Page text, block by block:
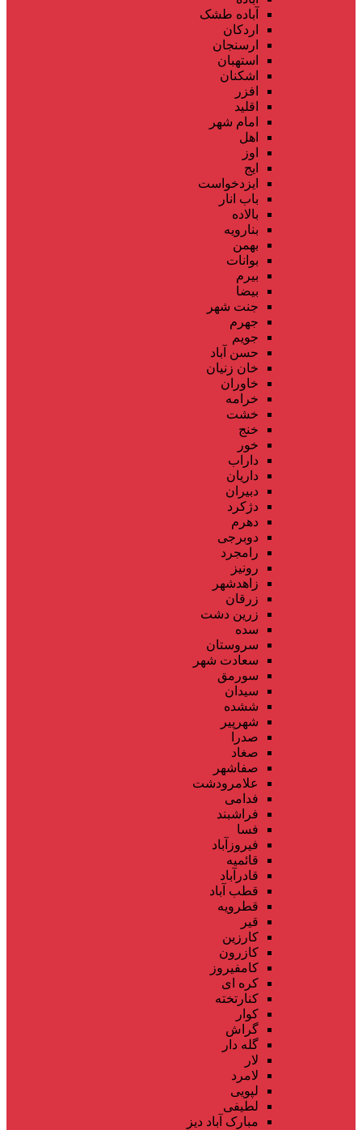
آباده طشک
اردکان
ارسنجان
استهبان
اشکنان
افزر
اقلید
امام شهر
اهل
اوز
ایج
ایزدخواست
باب انار
بالاده
بنارویه
بهمن
بوانات
بیرم
بیضا
جنت شهر
جهرم
جویم
حسن آباد
خان زنیان
خاوران
خرامه
خشت
خنج
خور
داراب
داریان
دبیران
دژکرد
دهرم
دوبرجی
رامجرد
رونیز
زاهدشهر
زرقان
زرین دشت
سده
سروستان
سعادت شهر
سورمق
سیدان
ششده
شهرپیر
صدرا
صغاد
صفاشهر
علامرودشت
فدامی
فراشبند
فسا
فیروزآباد
قائمیه
قادرآباد
قطب آباد
قطرویه
قیر
کارزین
کازرون
کامفیروز
کره ای
کنارتخته
کوار
گراش
گله دار
لار
لامرد
لپویی
لطیفی
مبارک آباد دیز